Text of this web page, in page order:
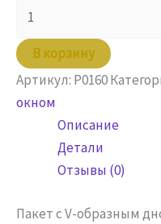
товара
Пакет
бумажный
В корзину
Артикул: P0160
окном
Описание
Детали
Отзывы (0)
Пакет с V-образным